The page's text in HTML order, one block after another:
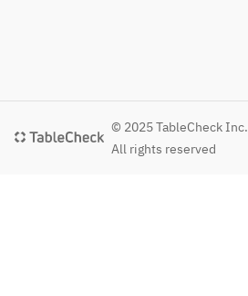
© 2025 TableCheck Inc.
All rights reserved